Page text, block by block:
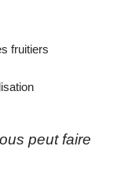
fruitiers
peut faire